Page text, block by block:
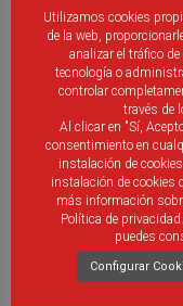
No Se Han
Debes seridentificado
Utilizamos cookies
de la web,
analizar el tráfico
tecnología o
controlar
través de
Al clicar en "Sí,
consentimiento en
instalación de
instalación de cookies
más información
Política de
puedes
Configurar